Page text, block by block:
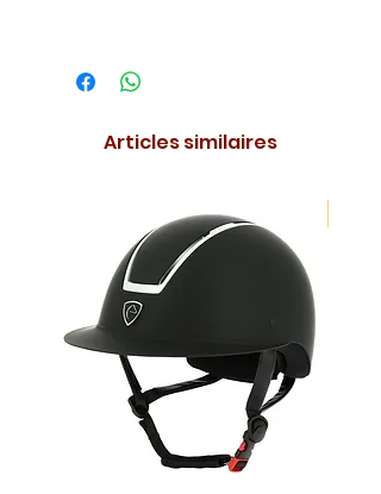
Articles similaires